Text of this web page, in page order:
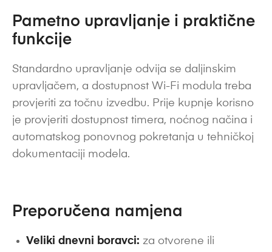
Pametno upravljanje i praktične
funkcije
Standardno upravljanje odvija se daljinskim
upravljačem, a dostupnost Wi-Fi modula treba
provjeriti za točnu izvedbu. Prije kupnje korisno
je provjeriti dostupnost timera, noćnog načina i
automatskog ponovnog pokretanja u tehničkoj
dokumentaciji modela.
Preporučena namjena
Veliki dnevni boravci: za otvorene ili